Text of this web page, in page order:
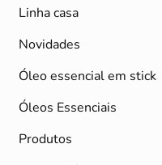
Linha casa
Novidades
Óleo essencial em stick
Óleos Essenciais
Produtos